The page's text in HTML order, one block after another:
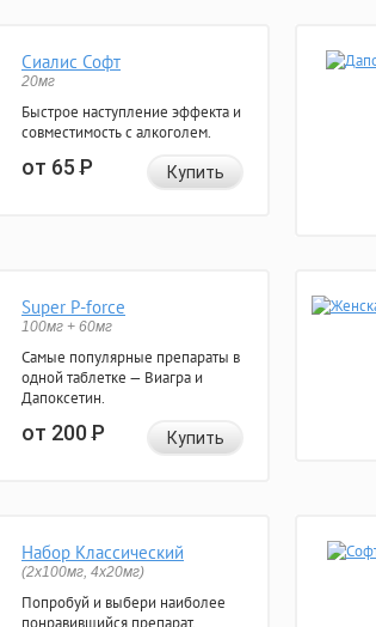
Сиалис Софт
20мг
Быстрое наступление эффекта и
совместимость с алкоголем.
от 65Р Купить
Super P-force
100мг + 60мг
Самые популярные препараты в
одной таблетке — Виагра и
Дапоксетин.
от 200Р Купить
Набор Классический
(2x100мг, 4x20мг)
Попробуй и выбери наиболее